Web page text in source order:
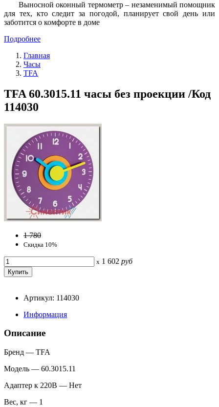
Выносной оконный термометр – незаменимый помощник
для тех, кто следит за погодой, планирует свой день или
заботится о комфорте в доме
Подробнее
Главная
Часы
TFA
TFA 60.3015.11 часы без проекции /Код
114030
1 780
Скидка 10%
x 1 602 руб
Артикул: 114030
Информация
Описание
Бренд — TFA
Модель — 60.3015.11
Адаптер к 220В — Нет
Вес, кг — 1